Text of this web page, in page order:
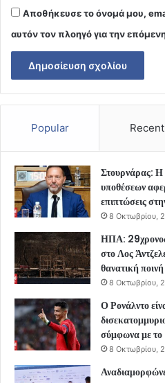
Αποθήκευσε το όνομά μου,
αυτόν τον πλοηγό για την
Popular Recent
Στουρνάρας: Η
υποθέσεων
επιπτώσεις
8 Οκτωβρίου,
ΗΠΑ: 29χρονος
στο Λος
θανατική ποινή
8 Οκτωβρίου,
Ο Ρονάλντο
σύμφωνα με
8 Οκτωβρίου,